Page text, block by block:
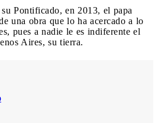
Pontificado, en 2013, el papa
una obra que lo ha acercado a lo
pues a nadie le es indiferente el
Aires, su tierra.